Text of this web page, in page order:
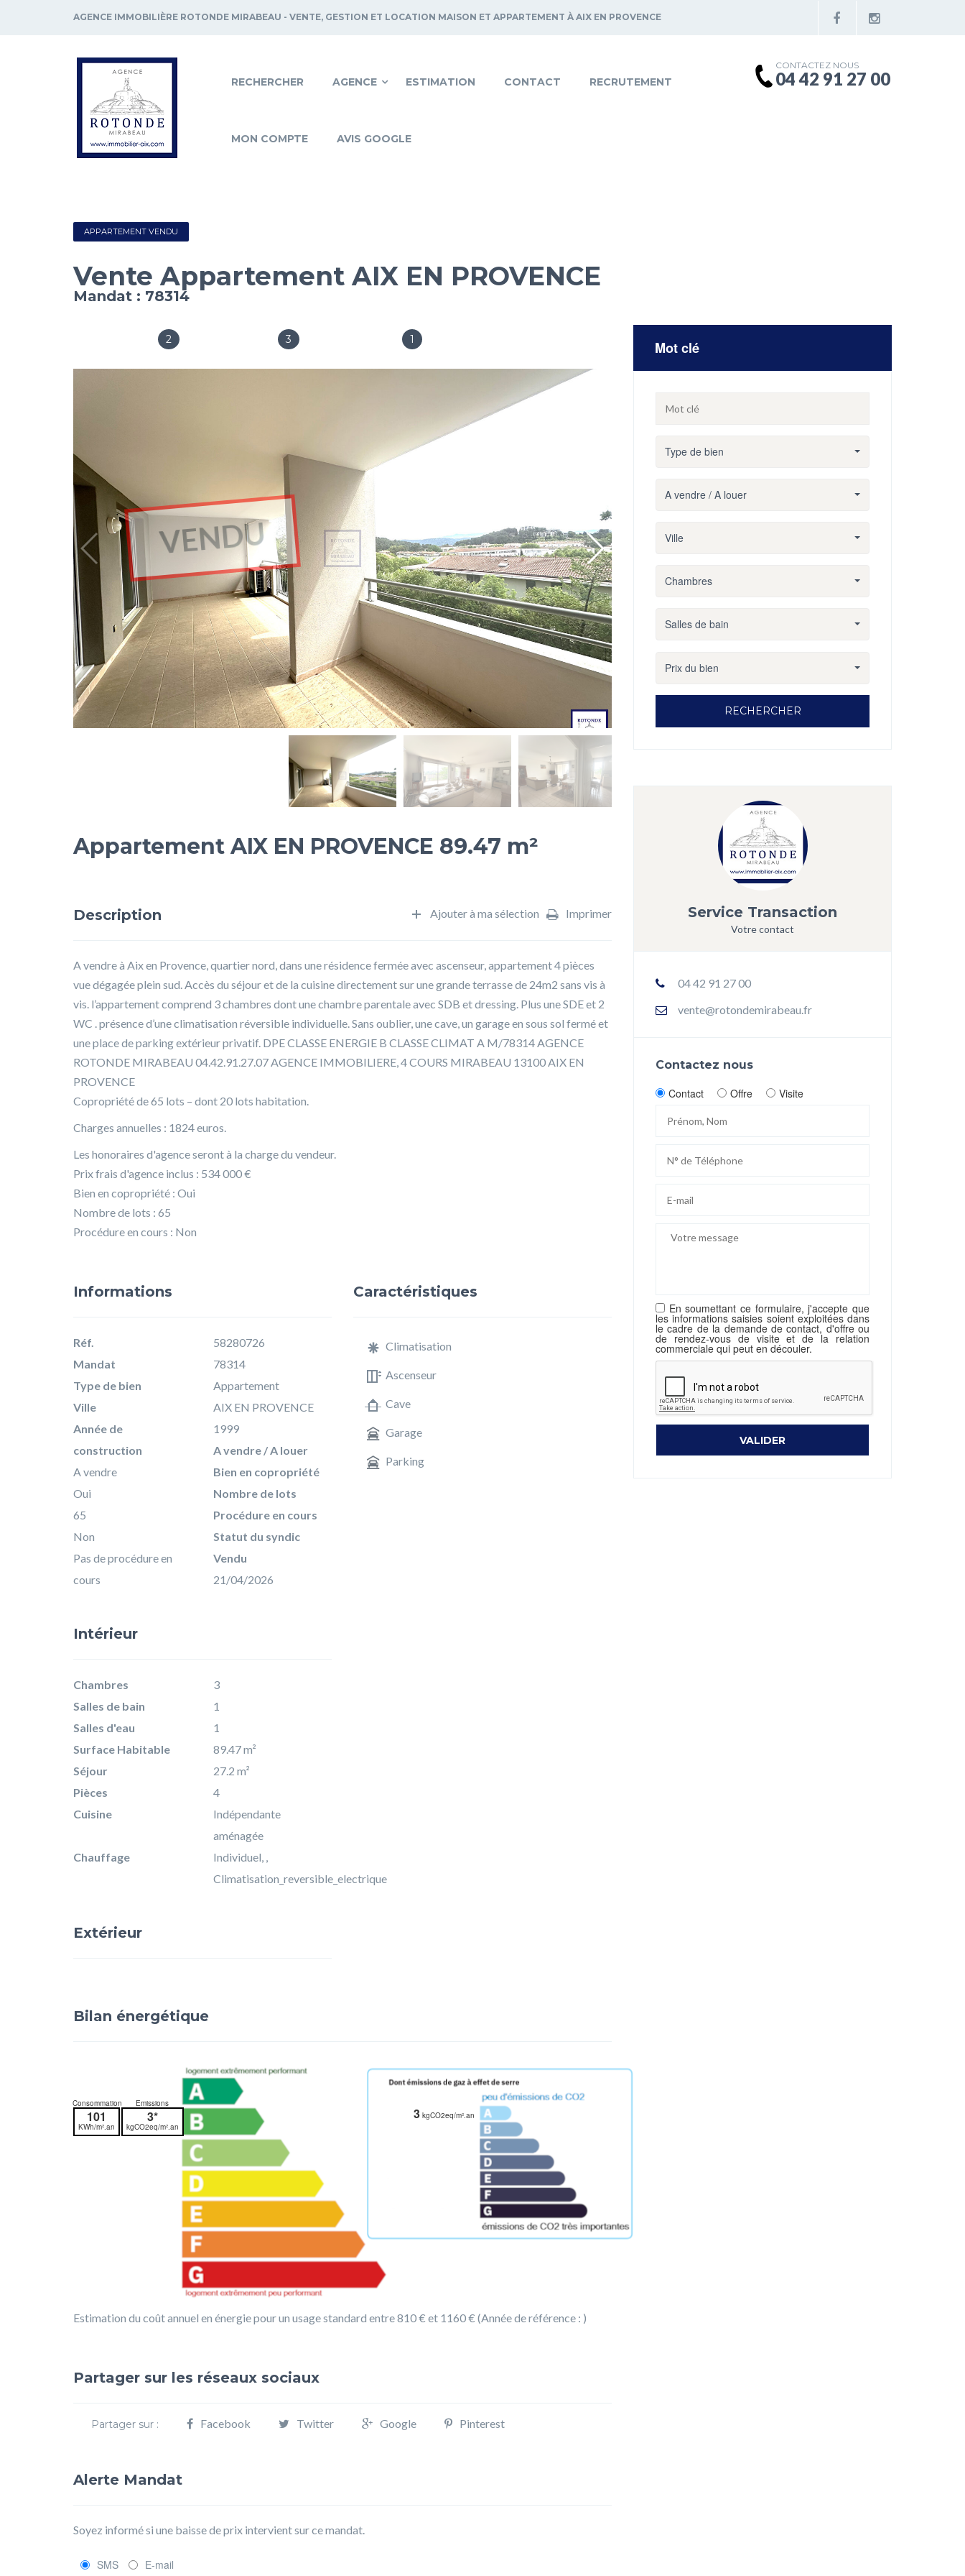
AGENCE IMMOBILIÈRE ROTONDE MIRABEAU - VENTE, GESTION ET LOCATION MAISON ET APPARTEMENT À AIX EN PROVENCE
RECHERCHER AGENCE ESTIMATION CONTACT RECRUTEMENT
MON COMPTE AVIS GOOGLE
CONTACTEZ NOUS
04 42 91 27 00
APPARTEMENT VENDU
Vente Appartement AIX EN PROVENCE
Mandat : 78314
2 3 1
VENDU
Appartement AIX EN PROVENCE 89.47 m²
Description Imprimer
Ajouter à ma sélection
A vendre à Aix en Provence, quartier nord, dans une résidence fermée avec ascenseur, appartement 4 pièces
vue dégagée plein sud. Accès du séjour et de la cuisine directement sur une grande terrasse de 24m2 sans vis à
vis. l’appartement comprend 3 chambres dont une chambre parentale avec SDB et dressing. Plus une SDE et 2
WC . présence d’une climatisation réversible individuelle. Sans oublier, une cave, un garage en sous sol fermé et
une place de parking extérieur privatif. DPE CLASSE ENERGIE B CLASSE CLIMAT A M/78314 AGENCE
ROTONDE MIRABEAU 04.42.91.27.07 AGENCE IMMOBILIERE, 4 COURS MIRABEAU 13100 AIX EN
PROVENCE
Copropriété de 65 lots – dont 20 lots habitation.
Charges annuelles : 1824 euros.
Les honoraires d'agence seront à la charge du vendeur.
Prix frais d'agence inclus : 534 000 €
Bien en copropriété : Oui
Nombre de lots : 65
Procédure en cours : Non
Informations
Réf.
58280726
Mandat
78314
Type de bien
Appartement
Ville
AIX EN PROVENCE
Année de
construction
1999
A vendre / A louer
A vendre
Bien en copropriété
Oui
Nombre de lots
65
Procédure en cours
Non
Statut du syndic
Pas de procédure en
cours
Vendu
21/04/2026
Caractéristiques
Climatisation
Ascenseur
Cave
Garage
Parking
Intérieur
Chambres
3
Salles de bain
1
Salles d'eau
1
Surface Habitable
89.47 m²
Séjour
27.2 m²
Pièces
4
Cuisine
Indépendante
aménagée
Chauffage
Individuel, ,
Climatisation_reversible_electrique
Extérieur
Bilan énergétique
Consommation
101
KWh/m².an
Emissions
3*
kgCO2eq/m².an
3 kgCO2eq/m².an
Estimation du coût annuel en énergie pour un usage standard entre 810 € et 1160 € (Année de référence : )
Partager sur les réseaux sociaux
Partager sur : Facebook Twitter Google Pinterest
Alerte Mandat
Soyez informé si une baisse de prix intervient sur ce mandat.
SMS E-mail
Mot clé
Type de bien
A vendre / A louer
Ville
Chambres
Salles de bain
Prix du bien
RECHERCHER
Service Transaction
Votre contact
04 42 91 27 00
vente@rotondemirabeau.fr
Contactez nous
Contact Offre Visite
En soumettant ce formulaire, j'accepte que
les informations saisies soient exploitées dans
le cadre de la demande de contact, d'offre ou
de rendez-vous de visite et de la relation
commerciale qui peut en découler.